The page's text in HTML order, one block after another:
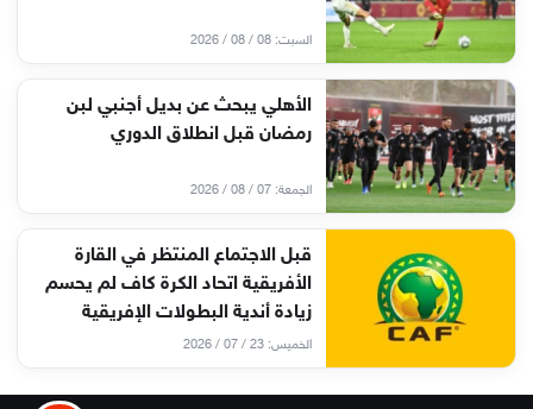
السبت: 08 / 08 / 2026
الأهلي يبحث عن بديل أجنبي لبن
رمضان قبل انطلاق الدوري
الجمعة: 07 / 08 / 2026
قبل الاجتماع المنتظر في القارة
الأفريقية اتحاد الكرة كاف لم يحسم
زيادة أندية البطولات الإفريقية
الخميس: 23 / 07 / 2026